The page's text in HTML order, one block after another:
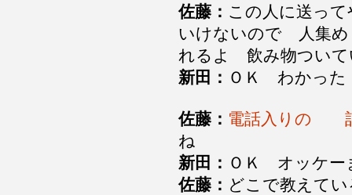
佐藤： この人に送っ
いけないので 人集
れるよ 飲み物つい
新田： ＯＫ わかっ
佐藤： 電話入りの
ね
新田： ＯＫ オッケ
佐藤： どこで教えて